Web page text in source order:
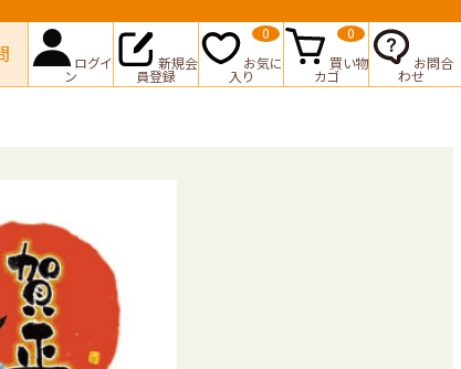
ログイ
ン
新規会
員登録
お気に
入り
0
買い物
カゴ
0
お問合
わせ